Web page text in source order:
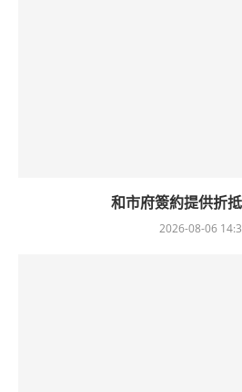
和市府簽約提供折
2026-08-06